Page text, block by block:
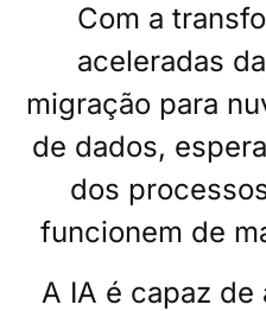
Com a
aceleradas
migração para
de dados,
dos
funcionem de
A IA é capaz